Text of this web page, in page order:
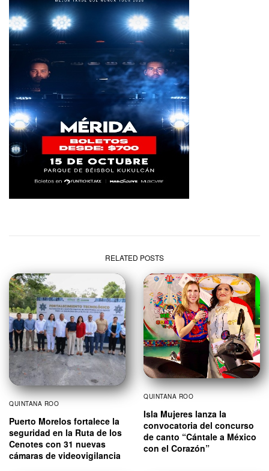
RELATED POSTS
QUINTANA ROO
Puerto Morelos fortalece la
seguridad en la Ruta de los
Cenotes con 31 nuevas
cámaras de videovigilancia
QUINTANA ROO
Isla Mujeres lanza la
convocatoria del concurso
de canto “Cántale a México
con el Corazón”